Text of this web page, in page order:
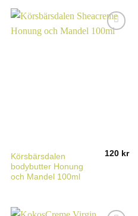
Körsbärsdalen
bodybutter Honung
och Mandel 100ml
120 kr